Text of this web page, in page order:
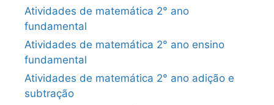
Atividades de matemática 2° ano
fundamental
Atividades de matemática 2° ano ensino
fundamental
Atividades de matemática 2° ano adição e
subtração